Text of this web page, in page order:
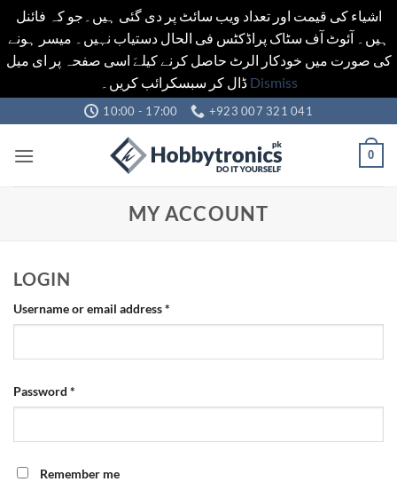
اشیاء کی قیمت اور تعداد ویب سائٹ پر دی گئی ہیں۔جو کہ فائنل
ہیں۔ آئوٹ آف سٹاک پراڈکٹس فی الحال دستیاب نہیں۔ میسر ہونے
کی صورت میں خودکار الرٹ حاصل کرنے کیلےَ اسی صفحہ پر ای میل
ڈال کر سبسکرائب کریں۔ Dismiss
to
content
10:00 - 17:00 +923 007 321 041
0
MY ACCOUNT
LOGIN
Username or email address*
Password *
Remember me